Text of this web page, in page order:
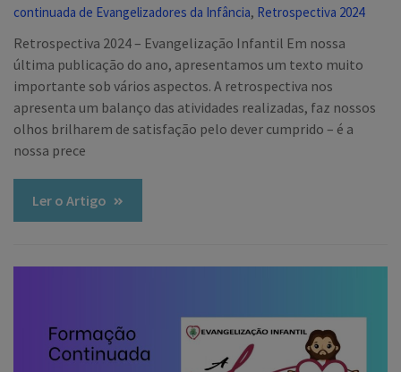
continuada de Evangelizadores da Infância, Retrospectiva 2024
Retrospectiva 2024 – Evangelização Infantil Em nossa
última publicação do ano, apresentamos um texto muito
importante sob vários aspectos. A retrospectiva nos
apresenta um balanço das atividades realizadas, faz nossos
olhos brilharem de satisfação pelo dever cumprido – é a
nossa prece
Ler o Artigo